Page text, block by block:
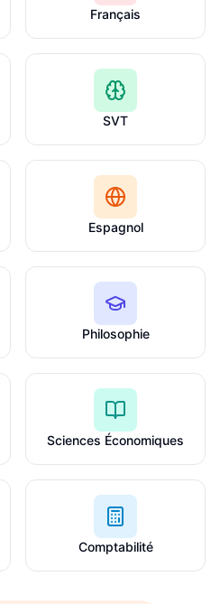
Français
SVT
Espagnol
Philosophie
Sciences Économiques
Comptabilité